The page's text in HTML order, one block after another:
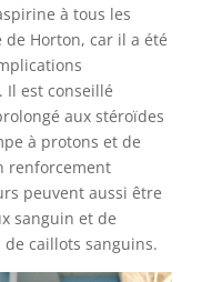
à tous les
Horton, car il a été
Il est conseillé
aux stéroïdes
à protons et de
renforcement
peuvent aussi être
sanguin et de
caillots sanguins.